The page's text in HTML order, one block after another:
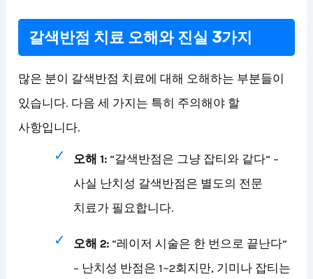
갈색반점 치료 오해와 진실 3가지
많은 분이 갈색반점 치료에 대해 오해하는 부분들이
있습니다. 다음 세 가지는 특히 주의해야 할
사항입니다.
오해 1: “갈색반점은 그냥 잡티와 같다” –
사실 난치성 갈색반점은 별도의 전문
치료가 필요합니다.
오해 2: “레이저 시술은 한 번으로 끝난다”
– 난치성 반점은 1~2회지만, 기미나 잡티는